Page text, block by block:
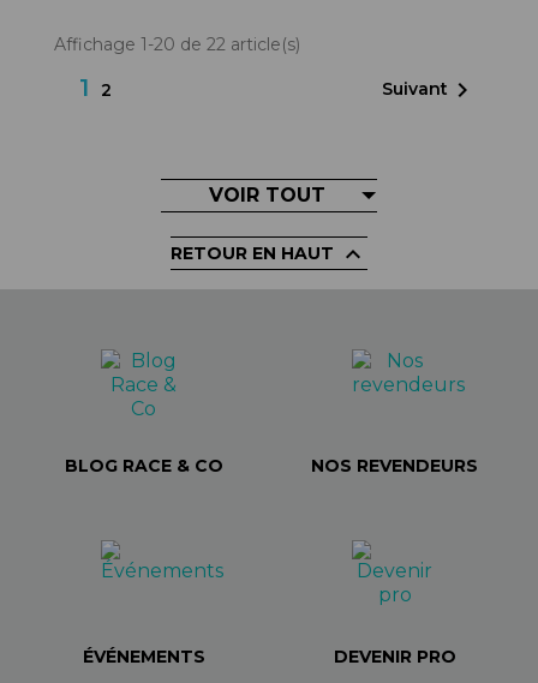
Affichage 1-20 de 22 article(s)
1 2 Suivant 
VOIR TOUT
RETOUR EN HAUT 
BLOG RACE & CO NOS REVENDEURS
ÉVÉNEMENTS DEVENIR PRO